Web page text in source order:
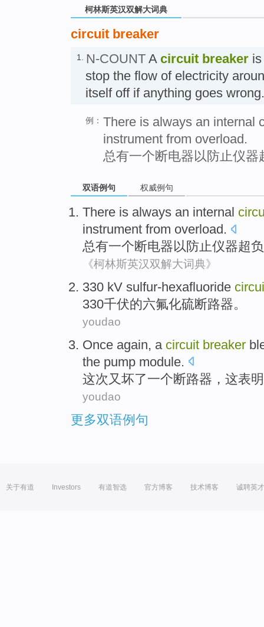
柯林斯英汉双解大词典
circuit breaker
1. N-COUNT A circuit breaker
stop the flow of electricity
itself off if anything goes
例： There is always an internal
instrument from overload.
总有一个断电器以防止仪器
双语例句 权威例句
There is always an internal
instrument from overload.
总有一个断电器以防止仪器超
《柯林斯英汉双解大词典》
330 kV sulfur-hexafluoride
330千伏的六氟化硫断路器。
youdao
Once again, a circuit breaker
the pump module.
这次 又 坏了一个断路器 ， 这表明
youdao
更多双语例句
关于有道 Investors 有道智选 官方博客 技术博客 诚聘英才